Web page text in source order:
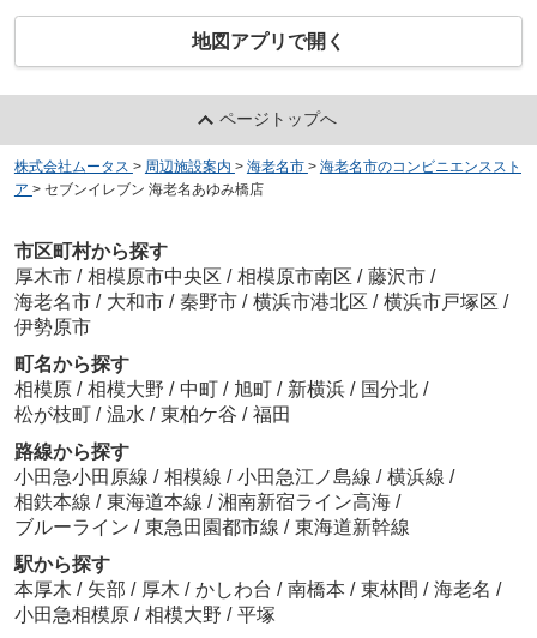
地図アプリで開く
ページトップへ
株式会社ムータス > 周辺施設案内 > 海老名市 > 海老名市のコンビニエンススト
ア > セブンイレブン 海老名あゆみ橋店
市区町村から探す
厚木市 / 相模原市中央区 / 相模原市南区 / 藤沢市 /
海老名市 / 大和市 / 秦野市 / 横浜市港北区 / 横浜市戸塚区 /
伊勢原市
町名から探す
相模原 / 相模大野 / 中町 / 旭町 / 新横浜 / 国分北 /
松が枝町 / 温水 / 東柏ケ谷 / 福田
路線から探す
小田急小田原線 / 相模線 / 小田急江ノ島線 / 横浜線 /
相鉄本線 / 東海道本線 / 湘南新宿ライン高海 /
ブルーライン / 東急田園都市線 / 東海道新幹線
駅から探す
本厚木 / 矢部 / 厚木 / かしわ台 / 南橋本 / 東林間 / 海老名 /
小田急相模原 / 相模大野 / 平塚